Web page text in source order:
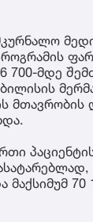
700-მდე
მაქსიმუმ